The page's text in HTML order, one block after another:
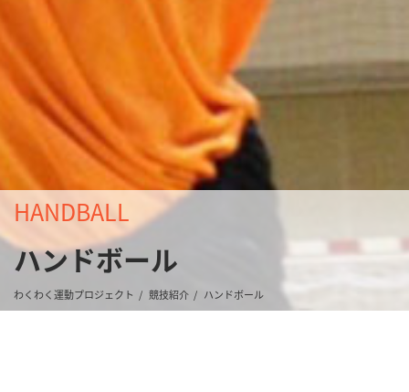
HANDBALL
ハンドボール
わくわく運動プロジェクト 競技紹介 ハンドボール